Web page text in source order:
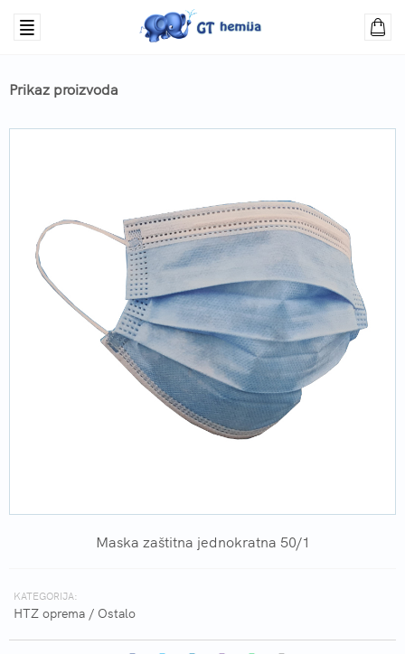
Prikaz proizvoda
Maska zaštitna jednokratna 50/1
KATEGORIJA:
HTZ oprema / Ostalo